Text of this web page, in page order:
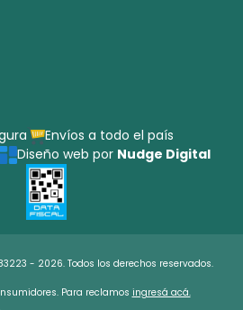
Envíos a todo el país
Diseño web por Nudge Digital
- 2026. Todos los derechos reservados.
Para reclamos ingresá acá.